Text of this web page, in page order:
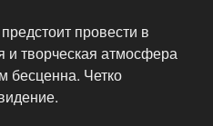
провести в
и творческая атмосфера
бесценна. Четко